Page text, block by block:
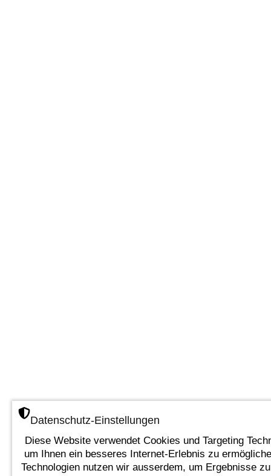
Datenschutz-Einstellungen
Diese Website verwendet Cookies und Targeting
um Ihnen ein besseres Internet-Erlebnis zu
Technologien nutzen wir ausserdem, um Ergebnisse